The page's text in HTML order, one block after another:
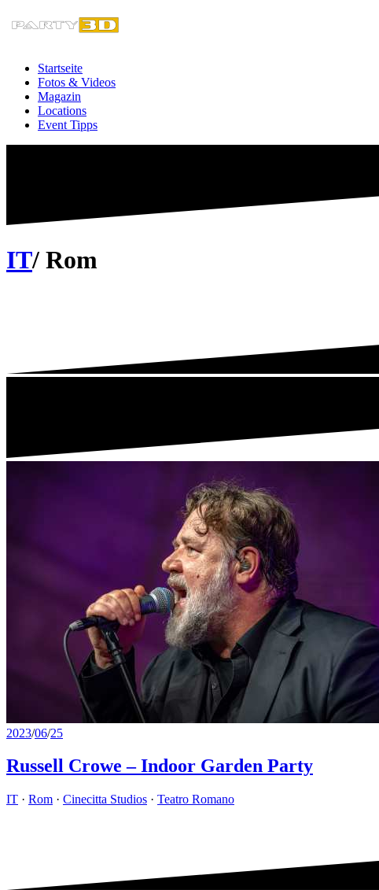
Inhalt
Startseite
Fotos & Videos
Magazin
Locations
Event Tipps
IT/ Rom
2023/06/25
Russell Crowe – Indoor Garden Party
IT · Rom · Cinecitta Studios · Teatro Romano